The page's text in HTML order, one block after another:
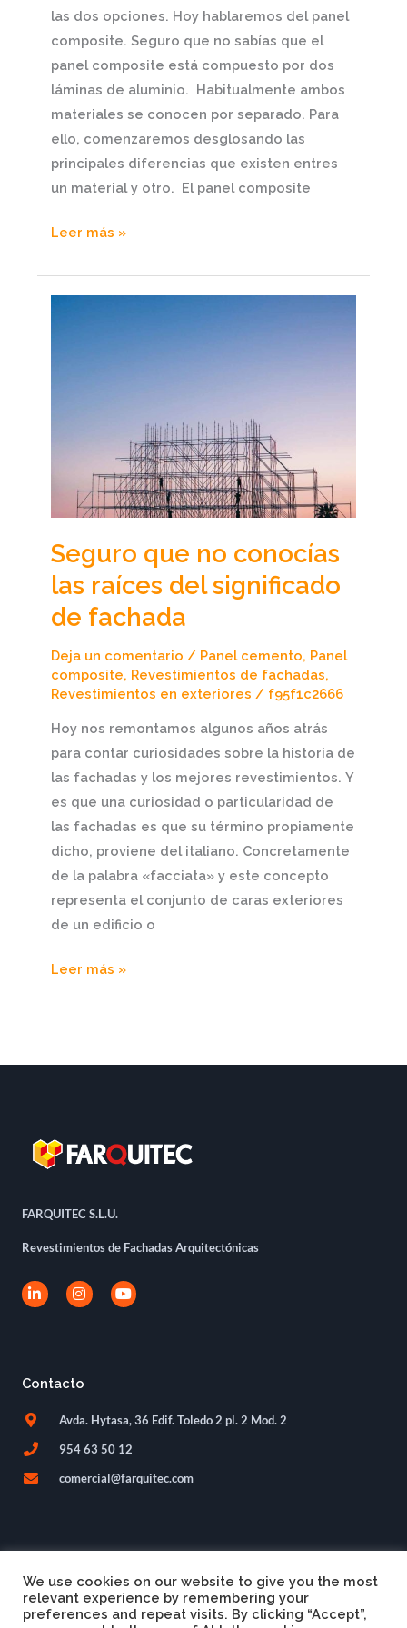
las dos opciones. Hoy hablaremos del panel
composite. Seguro que no sabías que el
panel composite está compuesto por dos
láminas de aluminio. Habitualmente ambos
materiales se conocen por separado. Para
ello, comenzaremos desglosando las
principales diferencias que existen entres
un material y otro. El panel composite
Leer más »
Seguro que no conocías
las raíces del significado
de fachada
Deja un comentario / Panel cemento, Panel
composite, Revestimientos de fachadas,
Revestimientos en exteriores / f95f1c2666
Hoy nos remontamos algunos años atrás
para contar curiosidades sobre la historia de
las fachadas y los mejores revestimientos. Y
es que una curiosidad o particularidad de
las fachadas es que su término propiamente
dicho, proviene del italiano. Concretamente
de la palabra «facciata» y este concepto
representa el conjunto de caras exteriores
de un edificio o
significado
Leer más »
FARQUITEC S.L.U.
Revestimientos de Fachadas Arquitectónicas
L
i
n
i
I
n
a
Y
o
Contacto
Avda. Hytasa, 36 Edif. Toledo 2 pl. 2 Mod. 2
954 63 50 12
comercial@farquitec.com
We use cookies on our website to give you the most
relevant experience by remembering your
preferences and repeat visits. By clicking “Accept”,